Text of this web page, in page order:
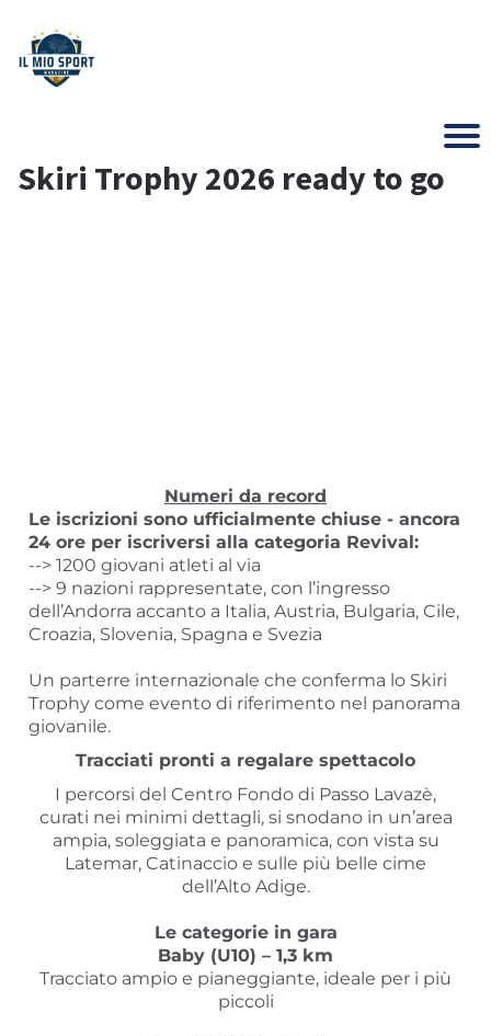
Skiri Trophy 2026 ready to go
Numeri da record
Le iscrizioni sono ufficialmente chiuse - ancora
24 ore per iscriversi alla categoria Revival:
--> 1200 giovani atleti al via
--> 9 nazioni rappresentate, con l’ingresso
dell’Andorra accanto a Italia, Austria, Bulgaria, Cile,
Croazia, Slovenia, Spagna e Svezia
Un parterre internazionale che conferma lo Skiri
Trophy come evento di riferimento nel panorama
giovanile.
Tracciati pronti a regalare spettacolo
I percorsi del Centro Fondo di Passo Lavazè,
curati nei minimi dettagli, si snodano in un’area
ampia, soleggiata e panoramica, con vista su
Latemar, Catinaccio e sulle più belle cime
dell’Alto Adige.
Le categorie in gara
Baby (U10) – 1,3 km
Tracciato ampio e pianeggiante, ideale per i più
piccoli